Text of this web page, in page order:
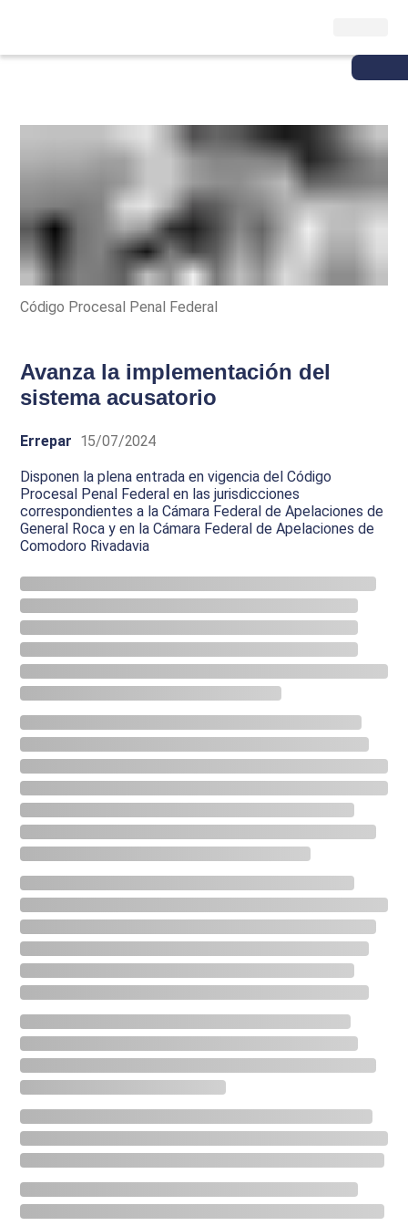
Código Procesal Penal Federal
Avanza la implementación del
sistema acusatorio
Errepar 15/07/2024
Disponen la plena entrada en vigencia del Código
Procesal Penal Federal en las jurisdicciones
correspondientes a la Cámara Federal de Apelaciones de
General Roca y en la Cámara Federal de Apelaciones de
Comodoro Rivadavia